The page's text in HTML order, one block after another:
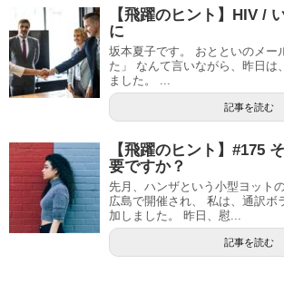
【飛躍のヒント】HIV /
に
坂本夏子です。 おとといのメー
た」 なんて言いながら、昨日は
ました。 ...
記事を読む
【飛躍のヒント】#175
要ですか？
先月、ハンザという小型ヨット
広島で開催され、 私は、通訳ボ
加しました。 昨日、慰...
記事を読む